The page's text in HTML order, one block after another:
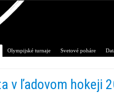
Olympijské turnaje Svetové poháre
v ľadovom hokeji